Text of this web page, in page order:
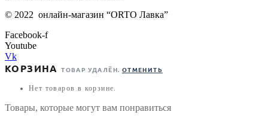
© 2022 онлайн-магазин “ORTO Лавка”
Facebook-f
Youtube
Vk
КОРЗИНАТОВАР УДАЛЁН. ОТМЕНИТЬ
Нет товаров в корзине.
Товары, которые могут вам понравиться